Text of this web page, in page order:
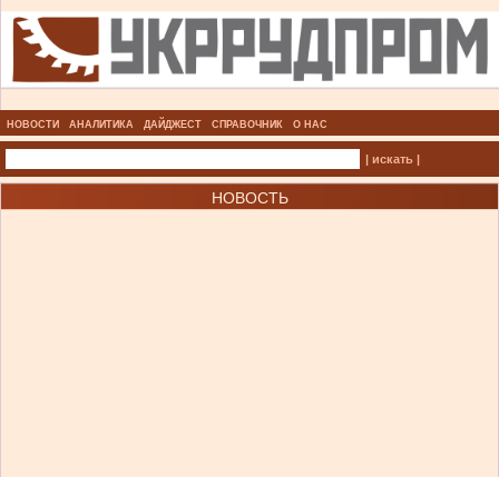
НОВОСТИ АНАЛИТИКА ДАЙДЖЕСТ СПРАВОЧНИК О НАС
| искать |
НОВОСТЬ